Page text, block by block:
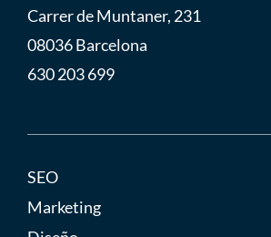
Carrer de Muntaner, 231
08036 Barcelona
630 203 699
SEO
Marketing